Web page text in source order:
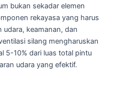
bukan sekadar elemen
rekayasa yang harus
udara, keamanan, dan
silang mengharuskan
5-10% dari luas total pintu
udara yang efektif.